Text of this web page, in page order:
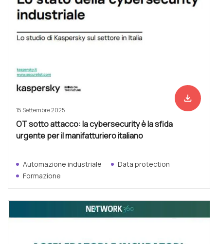
Scarica
file_download
15 Settembre 2025
OT sotto attacco: la cybersecurity è la sfida
urgente per il manifatturiero italiano
Automazione industriale
Data protection
Formazione